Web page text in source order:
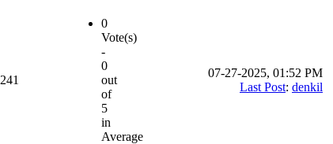
241
0
Vote(s)
-
0
out
of
5
in
Average
07-27-2025, 01:52 PM
Last Post: denkil